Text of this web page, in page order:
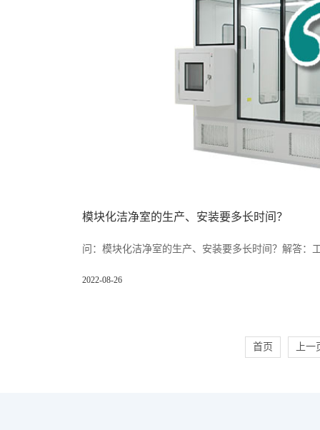
模块化洁净室的生产、安装要多长时间？
问：模块化洁净室的生产、安装要多长时间？解答：
2022-08-26
首页 上一